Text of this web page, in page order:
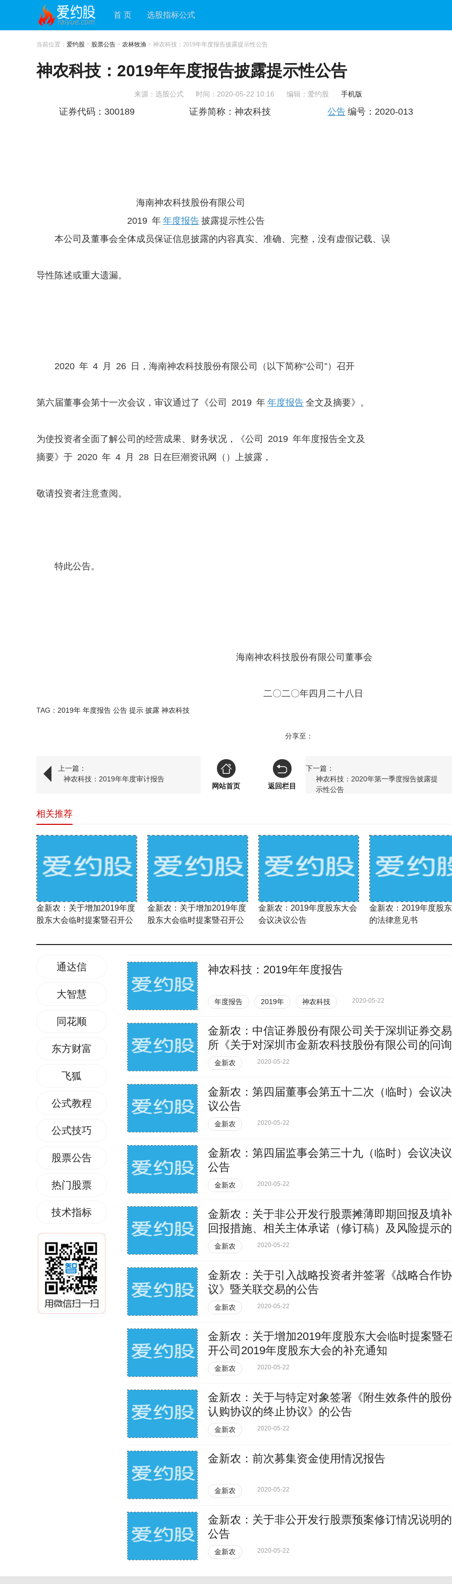
首 页 选股指标公式
当前位置： 爱约股 > 股票公告 > 农林牧渔 > 神农科技：2019年年度报告披露提示性公告
神农科技：2019年年度报告披露提示性公告
来源：选股公式 时间：2020-05-22 10:16 编辑：爱约股 手机版
证券代码：300189 证券简称：神农科技 公告 编号：2020-013
海南神农科技股份有限公司
2019 年 年度报告 披露提示性公告
本公司及董事会全体成员保证信息披露的内容真实、准确、完整，没有虚假记载、误
导性陈述或重大遗漏。
2020 年 4 月 26 日，海南神农科技股份有限公司（以下简称“公司”）召开
第六届董事会第十一次会议，审议通过了《公司 2019 年 年度报告 全文及摘要》。
为使投资者全面了解公司的经营成果、财务状况，《公司 2019 年年度报告全文及
摘要》于 2020 年 4 月 28 日在巨潮资讯网（）上披露，
敬请投资者注意查阅。
特此公告。
海南神农科技股份有限公司董事会
二〇二〇年四月二十八日
TAG： 2019年 年度报告 公告 提示 披露 神农科技
分享至：
上一篇：
神农科技：2019年年度审计报告
下一篇：
神农科技：2020年第一季度报告披露提
示性公告
网站首页 返回栏目
相关推荐
金新农：关于增加2019年度
股东大会临时提案暨召开公
通知
金新农：关于增加2019年度
股东大会临时提案暨召开公
次补充通知
金新农：2019年度股东大会
会议决议公告
金新农：2019年度股
的法律意见书
通达信
大智慧
同花顺
东方财富
飞狐
公式教程
公式技巧
股票公告
热门股票
技术指标
神农科技：2019年年度报告
年度报告 2019年 神农科技 2020-05-22
金新农：中信证券股份有限公司关于深圳证券交易
所《关于对深圳市金新农科技股份有限公司的问询
函》（中小板问询函[2020]第49号）之核查意见
金新农 2020-05-22
金新农：第四届董事会第五十二次（临时）会议决
议公告
金新农 2020-05-22
金新农：第四届监事会第三十九（临时）会议决议
公告
金新农 2020-05-22
金新农：关于非公开发行股票摊薄即期回报及填补
回报措施、相关主体承诺（修订稿）及风险提示的
公告
金新农 2020-05-22
金新农：关于引入战略投资者并签署《战略合作协
议》暨关联交易的公告
金新农 2020-05-22
金新农：关于增加2019年度股东大会临时提案暨
开公司2019年度股东大会的补充通知
金新农 2020-05-22
金新农：关于与特定对象签署《附生效条件的股份
认购协议的终止协议》的公告
金新农 2020-05-22
金新农：前次募集资金使用情况报告
金新农 2020-05-22
金新农：关于非公开发行股票预案修订情况说明的
公告
金新农 2020-05-22